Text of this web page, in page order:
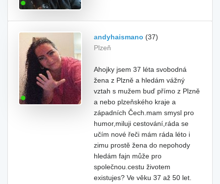
andyhaismano (37)
Plzeň
Ahojky jsem 37 léta svobodná
žena z Plzně a hledám vážný
vztah s mužem buď přímo z Plzně
a nebo plzeňského kraje a
západních Čech.mam smysl pro
humor,miluji cestování,ráda se
učím nové řeči mám ráda léto i
zimu prostě žena do nepohody
hledám fajn může pro
společnou.cestu životem
existujes? Ve věku 37 až 50 let.